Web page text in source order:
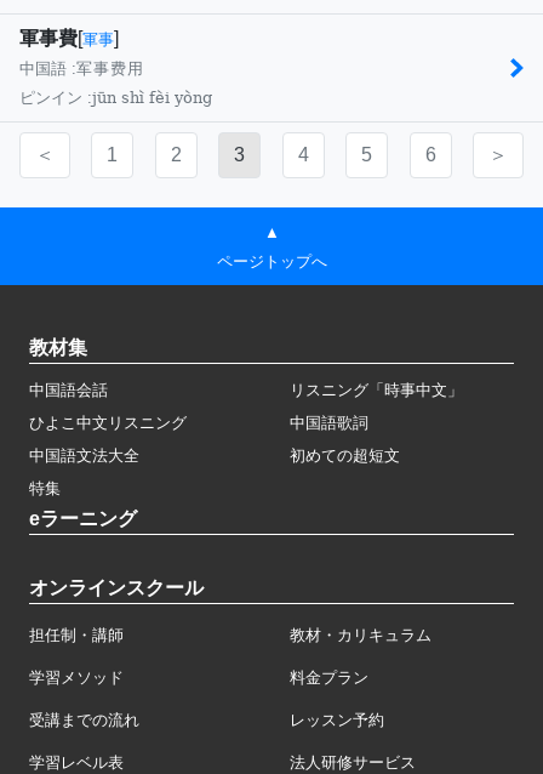
軍事費[軍事]
中国語 :军事费用
ピンイン :jūn shì fèi yòng
＜ 1 2 3 4 5 6 ＞
▲
ページトップへ
教材集
中国語会話
リスニング「時事中文」
ひよこ中文リスニング
中国語歌詞
中国語文法大全
初めての超短文
特集
eラーニング
オンラインスクール
担任制・講師 教材・カリキュラム
学習メソッド 料金プラン
受講までの流れ レッスン予約
学習レベル表 法人研修サービス